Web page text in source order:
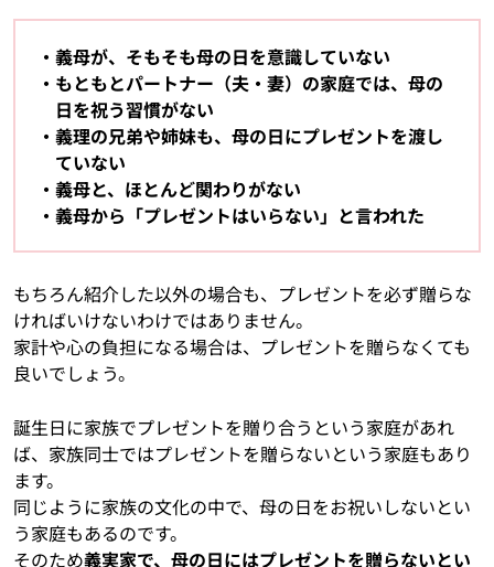
義母が、そもそも母の日を意識していない
もともとパートナー（夫・妻）の家庭では、母の
日を祝う習慣がない
義理の兄弟や姉妹も、母の日にプレゼントを渡し
ていない
義母と、ほとんど関わりがない
義母から「プレゼントはいらない」と言われた
もちろん紹介した以外の場合も、プレゼントを必ず贈らな
ければいけないわけではありません。
家計や心の負担になる場合は、プレゼントを贈らなくても
良いでしょう。
誕生日に家族でプレゼントを贈り合うという家庭があれ
ば、家族同士ではプレゼントを贈らないという家庭もあり
ます。
同じように家族の文化の中で、母の日をお祝いしないとい
う家庭もあるのです。
そのため義実家で、母の日にはプレゼントを贈らないとい